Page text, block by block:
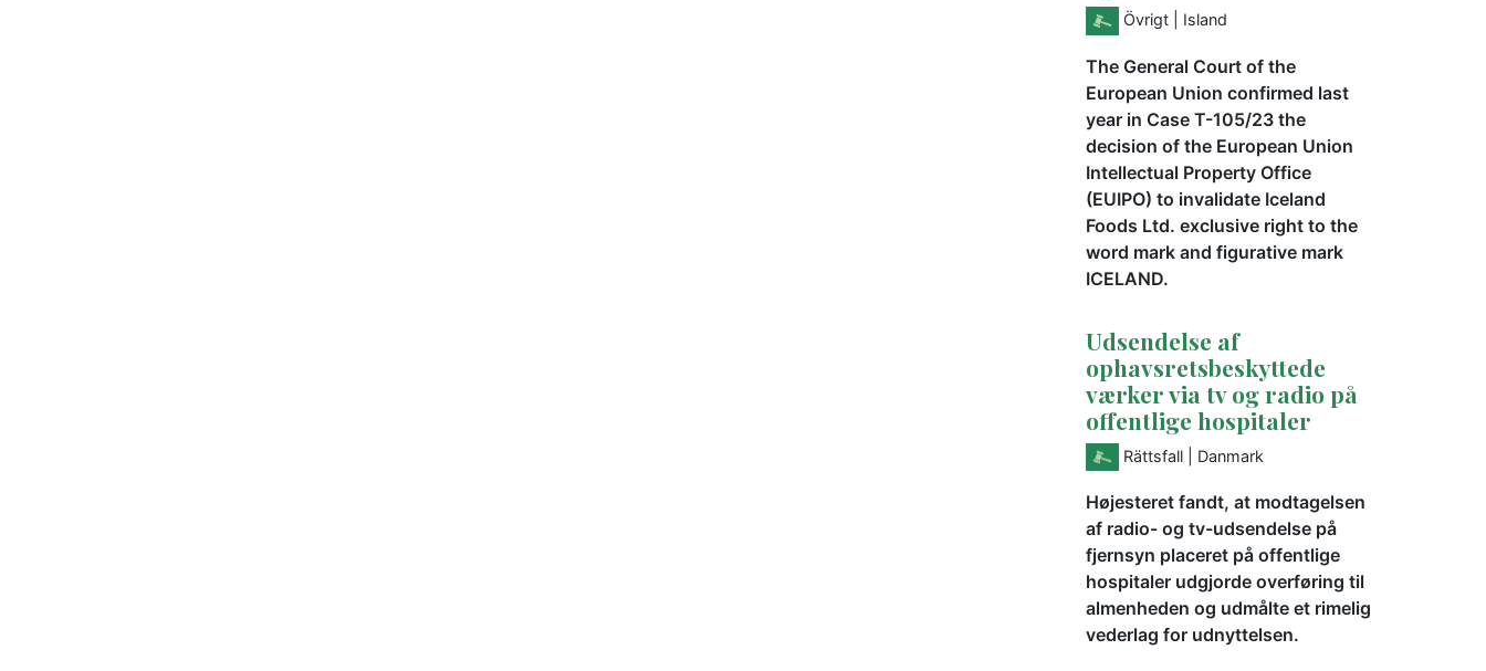
Övrigt | Island
The General Court of the
European Union confirmed last
year in Case T-105/23 the
decision of the European Union
Intellectual Property Office
(EUIPO) to invalidate Iceland
Foods Ltd. exclusive right to the
word mark and figurative mark
ICELAND.
Udsendelse af
ophavsretsbeskyttede
værker via tv og radio på
offentlige hospitaler
Rättsfall | Danmark
Højesteret fandt, at modtagelsen
af radio- og tv-udsendelse på
fjernsyn placeret på offentlige
hospitaler udgjorde overføring til
almenheden og udmålte et rimelig
vederlag for udnyttelsen.